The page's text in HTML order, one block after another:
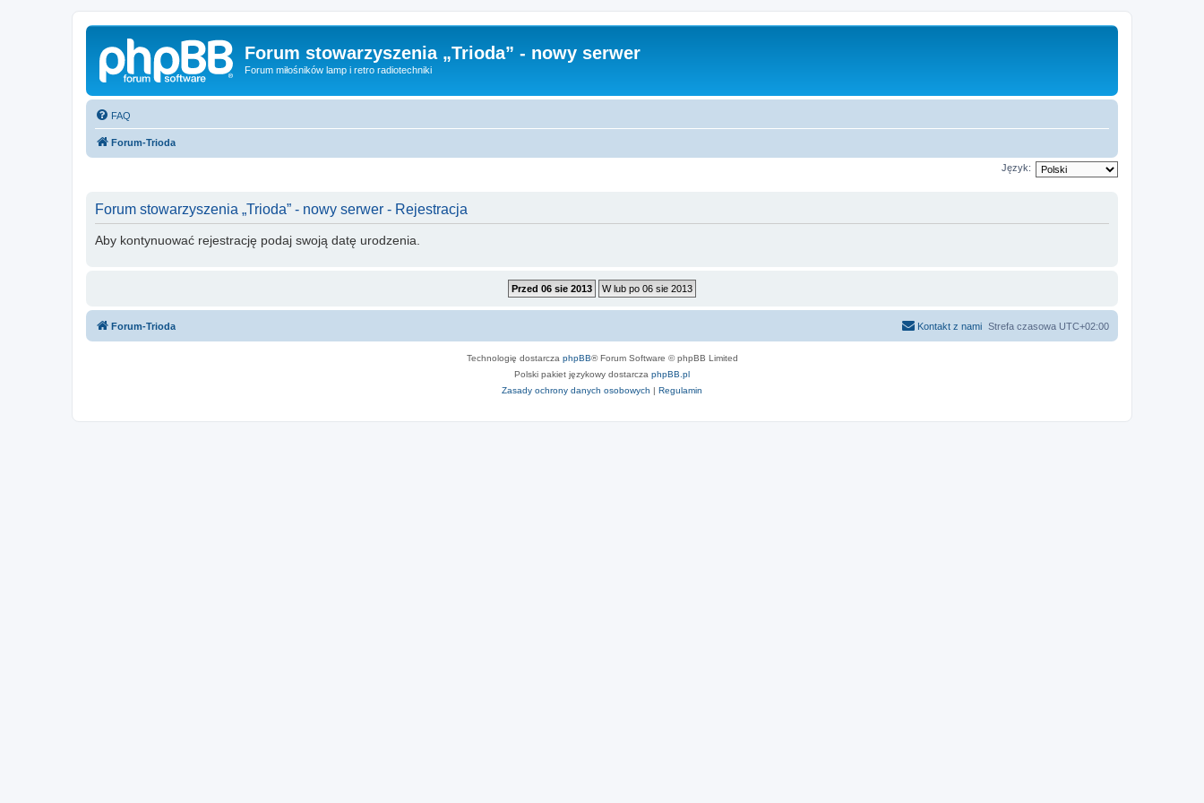
Forum stowarzyszenia „Trioda” - nowy serwer
Forum miłośników lamp i retro radiotechniki
FAQ
Forum-Trioda
Język:
Forum stowarzyszenia „Trioda” - nowy serwer - Rejestracja
Aby kontynuować rejestrację podaj swoją datę urodzenia.
Forum-Trioda Strefa czasowa UTC+02:00
Kontakt z nami
Technologię dostarcza phpBB® Forum Software © phpBB Limited
Polski pakiet językowy dostarcza phpBB.pl
Zasady ochrony danych osobowych
Regulamin